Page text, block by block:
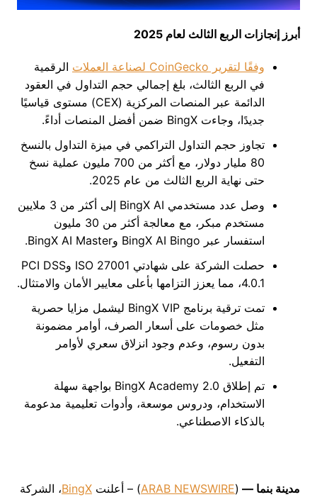
أبرز إنجازات الربع الثالث لعام 2025
وفقًا لتقرير CoinGecko لصناعة العملات
الرقمية
في الربع الثالث، بلغ إجمالي حجم التداول في العقود
الدائمة عبر المنصات المركزية (CEX) مستوى قياسيًا
جديدًا، وجاءت BingX ضمن أفضل المنصات أداءً.
تجاوز حجم التداول التراكمي في ميزة التداول بالنسخ
80 مليار دولار، مع أكثر من 700 مليون عملية نسخ
حتى نهاية الربع الثالث من عام 2025.
وصل عدد مستخدمي BingX AI إلى أكثر من 3 ملايين
مستخدم مبكر، مع معالجة أكثر من 30 مليون
استفسار عبر BingX AI Bingo وBingX AI Master.
حصلت الشركة على شهادتي ISO 27001 وPCI DSS
4.0.1، مما يعزز التزامها بأعلى معايير الأمان والامتثال.
تمت ترقية برنامج BingX VIP ليشمل مزايا حصرية
مثل خصومات على أسعار الصرف، أوامر مضمونة
بدون رسوم، وعدم وجود انزلاق سعري لأوامر
التفعيل.
تم إطلاق BingX Academy 2.0 بواجهة سهلة
الاستخدام، ودروس موسعة، وأدوات تعليمية مدعومة
بالذكاء الاصطناعي.
مدينة بنما — (
ARAB NEWSWIRE) – أعلنت BingX، الشركة